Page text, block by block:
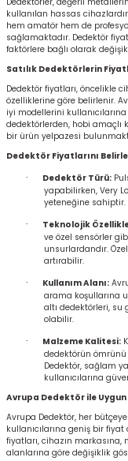
kullanılan hassas
hem amatör hem de
sağlamaktadır. Dedektör
faktörlere bağlı olarak
Satılık Dedektörlerin
Dedektör fiyatları, öncelikle
özelliklerine göre belirlenir.
iyi modellerini
dedektörlerden, hobi amaçlı
bir ürün yelpazesi
Dedektör Fiyatlarını
·
Dedektör Türü:
yapabilirken, Very
yeteneğine sahiptir.
·
Teknolojik
ve özel sensörler
unsurlardandır.
artırabilir.
·
Kullanım Alanı:
arama koşullarına
altı dedektörleri, su
olabilir.
·
Malzeme Kalitesi:
dedektörün
Dedektör, sağlam
kullanıcılarına
Avrupa Dedektör ile
Avrupa Dedektör, her
kullanıcılarına geniş bir
fiyatları, cihazın
alanlarına göre değişiklik